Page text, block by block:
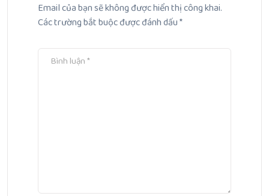
Bài Tiếp Theo
Top 5 sản phẩm hỗ trợ chăm sóc da khi bé bị hăm tã
Email của bạn sẽ không được hiển thị công khai.
Các trường bắt buộc được đánh dấu*